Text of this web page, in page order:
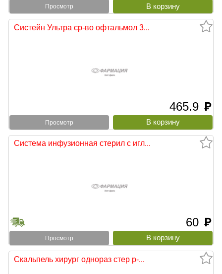
Просмотр
Систейн Ультра ср-во офтальмол 3...
465.9 руб
Просмотр
Система инфузионная стерил с игл...
60 руб
Просмотр
Скальпель хирург однораз стер р-...